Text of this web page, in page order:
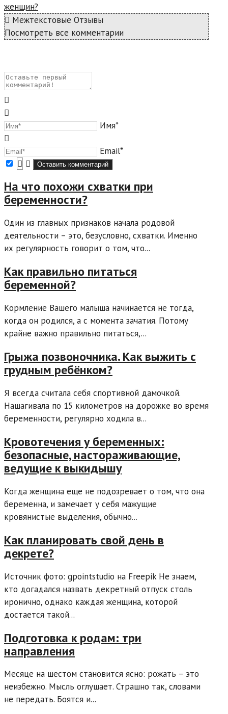
женщин?
Межтекстовые Отзывы
Посмотреть все комментарии
Имя*
Email*
На что похожи схватки при
беременности?
Один из главных признаков начала родовой
деятельности – это, безусловно, схватки. Именно
их регулярность говорит о том, что...
Как правильно питаться
беременной?
Кормление Вашего малыша начинается не тогда,
когда он родился, а с момента зачатия. Потому
крайне важно правильно питаться,...
Грыжа позвоночника. Как выжить с
грудным ребёнком?
Я всегда считала себя спортивной дамочкой.
Нашагивала по 15 километров на дорожке во время
беременности, регулярно ходила в...
Кровотечения у беременных:
безопасные, настораживающие,
ведущие к выкидышу
Когда женщина еще не подозревает о том, что она
беременна, и замечает у себя мажущие
кровянистые выделения, обычно...
Как планировать свой день в
декрете?
Источник фото: gpointstudio на Freepik Не знаем,
кто догадался назвать декретный отпуск столь
иронично, однако каждая женщина, которой
достается такой...
Подготовка к родам: три
направления
Месяце на шестом становится ясно: рожать – это
неизбежно. Мысль оглушает. Страшно так, словами
не передать. Боятся и...